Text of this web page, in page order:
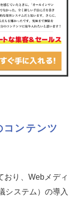
ンテンツ
おり、Webメディ
システム）の導入